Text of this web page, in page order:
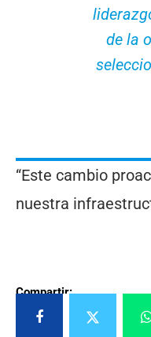
de la
“Este cambio
nuestra
Compartir: